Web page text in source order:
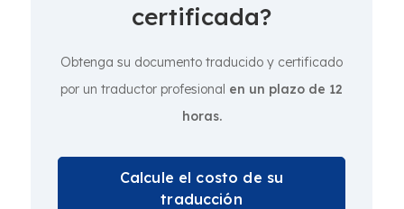
certificada?
Obtenga su documento traducido y certificado
por un traductor profesional en un plazo de 12
horas.
Calcule el costo de su
traducción